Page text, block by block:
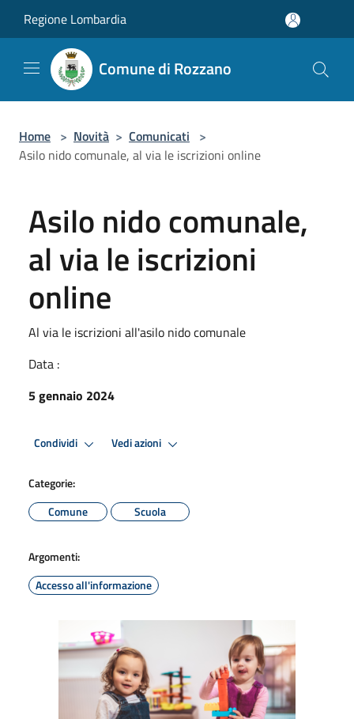
Regione Lombardia
Comune di Rozzano
Home > Novità > Comunicati >
Asilo nido comunale, al via le iscrizioni online
Asilo nido comunale,
al via le iscrizioni
online
Al via le iscrizioni all'asilo nido comunale
Data :
5 gennaio 2024
Condividi Vedi azioni
Categorie:
Comune
Scuola
Argomenti:
Accesso all'informazione